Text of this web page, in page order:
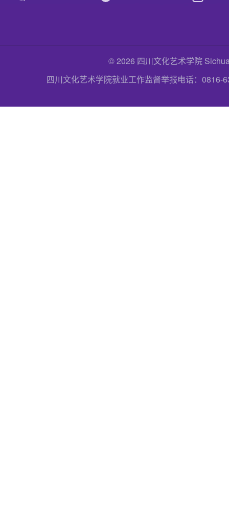
© 2026 四川文化艺术学院
四川文化艺术学院就业工作监督举报电话：